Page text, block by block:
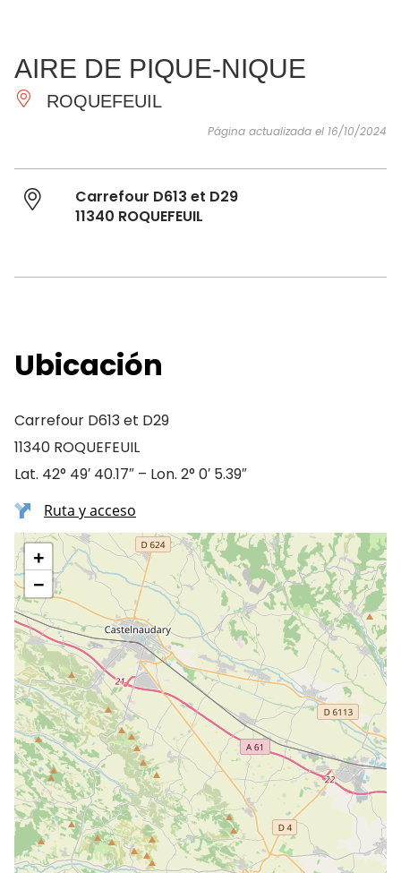
IMPRESCINDIBLES
HACER
INSPIRACIONES
AIRE DE PIQUE-NIQUE
ROQUEFEUIL
Página actualizada el 16/10/2024
Carrefour D613 et D29
11340 ROQUEFEUIL
Ubicación
Carrefour D613 et D29
11340 ROQUEFEUIL
Lat. 42° 49′ 40.17″ – Lon. 2° 0′ 5.39″
Ruta y acceso
+
−